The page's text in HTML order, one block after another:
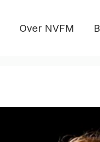
Over NVFM